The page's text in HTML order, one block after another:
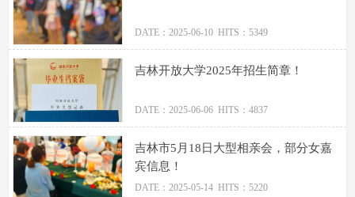
DATE：2025-06-10 HITS：5349
吉林开放大学2025年招生简章！
DATE：2025-06-06 HITS：4837
吉林市5月18日大型相亲会，部分女嘉
宾信息！
DATE：2025-05-14 HITS：5220